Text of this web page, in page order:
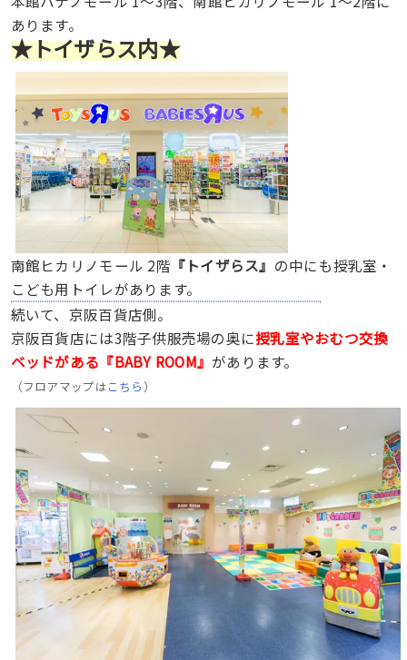
あります。
★トイザらス内★
南館ヒカリノモール 2階 『トイザらス』 の中にも授乳室・
こども用トイレがあります。
続いて、京阪百貨店側。
京阪百貨店には3階子供服売場の奥に授乳室やおむつ交換
ベッドがある『BABY ROOM』 があります。
（フロアマップはこちら ）